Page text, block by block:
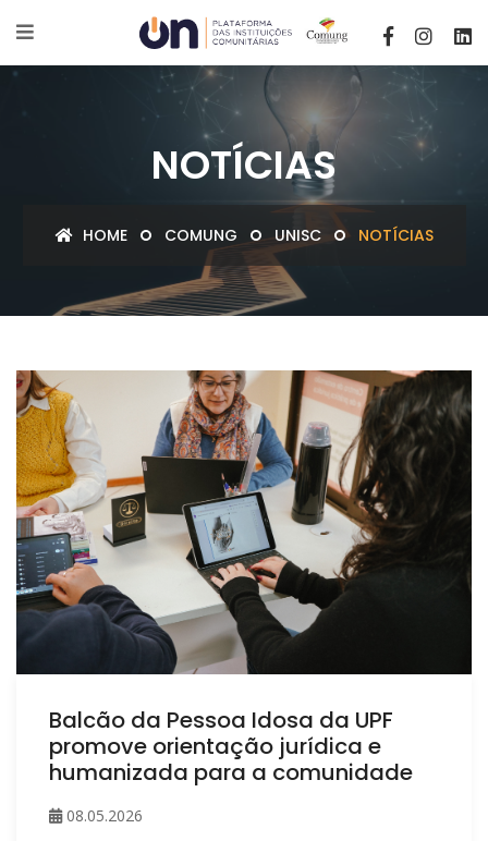
NOTÍCIAS
HOME COMUNG UNISC NOTÍCIAS
Balcão da Pessoa Idosa da UPF
promove orientação jurídica e
humanizada para a comunidade
08.05.2026